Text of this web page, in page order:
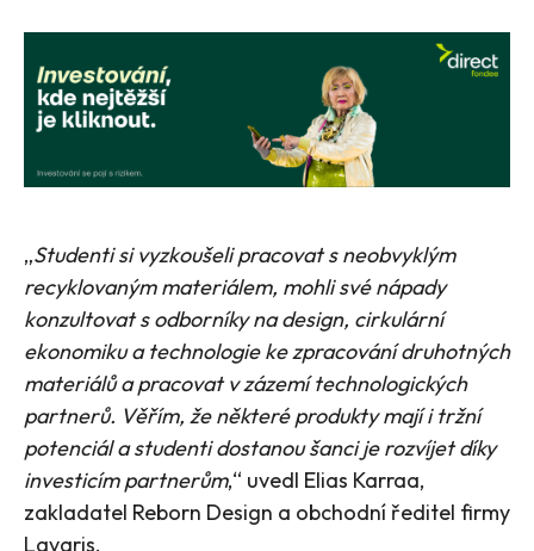
„Studenti si vyzkoušeli pracovat s neobvyklým
recyklovaným materiálem, mohli své nápady
konzultovat s odborníky na design, cirkulární
ekonomiku a technologie ke zpracování druhotných
materiálů a pracovat v zázemí technologických
partnerů. Věřím, že některé produkty mají i tržní
potenciál a studenti dostanou šanci je rozvíjet díky
investicím partnerům,“ uvedl Elias Karraa,
zakladatel Reborn Design a obchodní ředitel firmy
Lavaris.